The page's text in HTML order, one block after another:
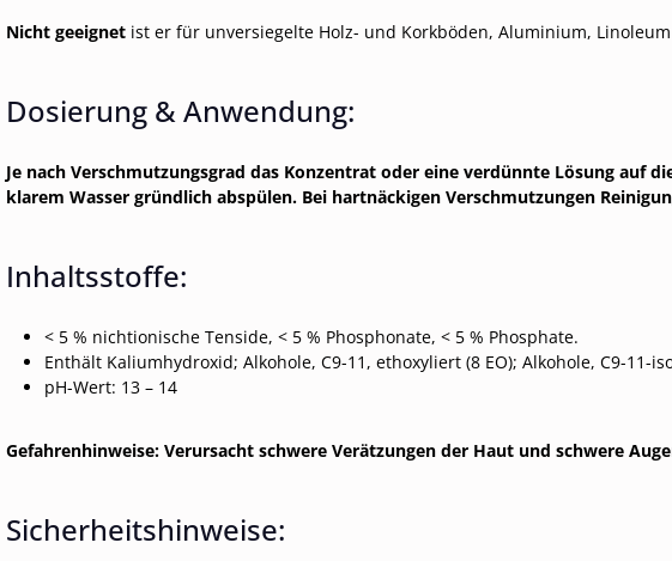
Nicht geeignet ist er für unversiegelte Holz- und Korkböden, Aluminium,
Dosierung & Anwendung:
Je nach Verschmutzungsgrad das Konzentrat oder eine verdünnte Lösung auf
klarem Wasser gründlich abspülen. Bei hartnäckigen Verschmutzungen
Inhaltsstoffe:
< 5 % nichtionische Tenside, < 5 % Phosphonate, < 5 % Phosphate.
Enthält Kaliumhydroxid; Alkohole, C9-11, ethoxyliert (8 EO); Alkohole, C9-11-
pH-Wert: 13 – 14
Gefahrenhinweise: Verursacht schwere Verätzungen der Haut und schwere
Sicherheitshinweise: